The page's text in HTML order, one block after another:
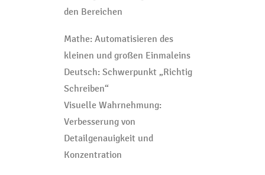
den Bereichen
Mathe: Automatisieren des
kleinen und großen Einmaleins
Deutsch: Schwerpunkt „Richtig
Schreiben“
Visuelle Wahrnehmung:
Verbesserung von
Detailgenauigkeit und
Konzentration